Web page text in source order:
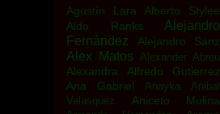
Agustín Lara
Alberto Stylee
Aldo Ranks
Alejandro
Fernández
Alejandro Sanz
Alex Matos Alexander Abreu
Alexandra
Alfredo Gutierrez
Ana Gabriel
Anayka
Anibal
Velasquez
Aniceto Molina